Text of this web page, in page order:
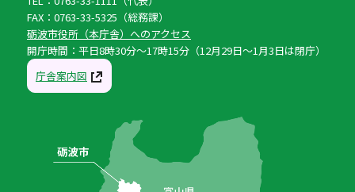
FAX：0763-33-5325（総務課）
砺波市役所（本庁舎）へのアクセス
開庁時間：平日8時30分〜17時15分（12月29日〜1月3日は閉庁）
庁舎案内図